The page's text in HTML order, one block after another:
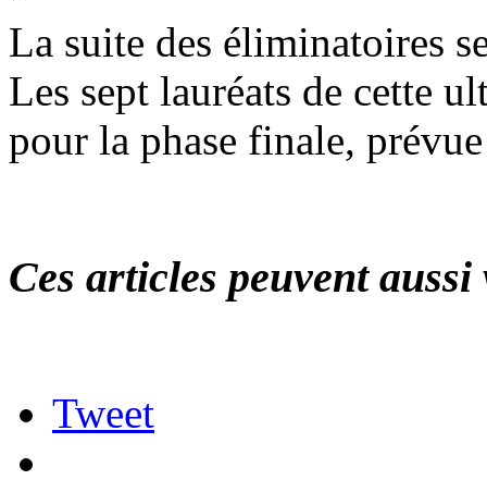
La suite des éliminatoires
Les sept lauréats de cette
pour la phase finale,
Ces articles peuvent
Tweet